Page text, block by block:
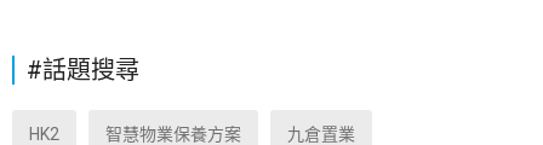
#話題搜尋
HK2 智慧物業保養方案 九倉置業